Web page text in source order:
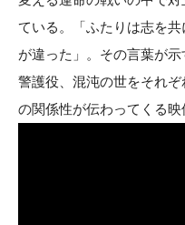
ている。「ふたりは志を
が違った」。その言葉が
警護役、混沌の世をそれ
の関係性が伝わってくる映